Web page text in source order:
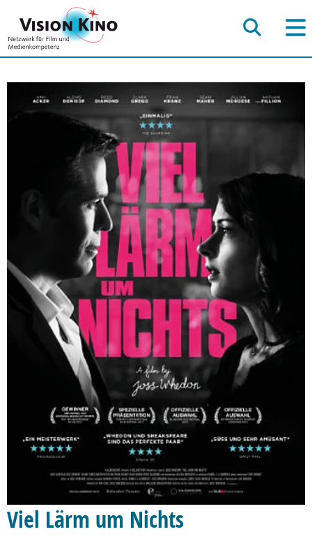
Viel Lärm um Nichts